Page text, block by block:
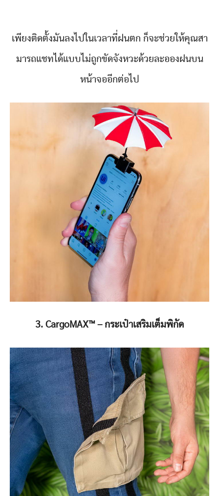
เพียงติดตั้งมันลงไปในเวลาที่ฝนตก ก็จะช่วยให้คุณสา
มารถแชทได้แบบไม่ถูกขัดจังหวะด้วยละอองฝนบน
หน้าจออีกต่อไป
3. CargoMAX™️ – กระเป๋าเสริมเต็มพิกัด